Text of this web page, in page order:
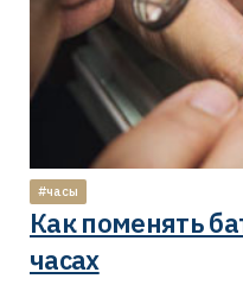
#часы
Как поменять
часах